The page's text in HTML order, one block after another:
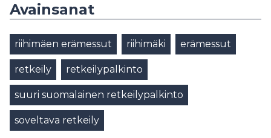
Avainsanat
riihimäen erämessut riihimäki erämessut
retkeily retkeilypalkinto
suuri suomalainen retkeilypalkinto
soveltava retkeily